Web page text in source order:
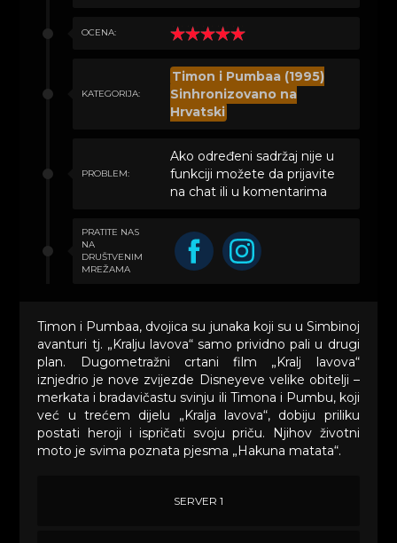
OCENA:
KATEGORIJA:
Timon i Pumbaa (1995)
Sinhronizovano na
Hrvatski
PROBLEM:
Ako određeni sadržaj nije u
funkciji možete da prijavite
na chat ili u komentarima
PRATITE NAS
NA
DRUŠTVENIM
MREŽAMA
Timon i Pumbaa, dvojica su junaka koji su u Simbinoj
avanturi tj. „Kralju lavova“ samo prividno pali u drugi
plan. Dugometražni crtani film „Kralj lavova“
iznjedrio je nove zvijezde Disneyeve velike obitelji –
merkata i bradavičastu svinju ili Timona i Pumbu, koji
već u trećem dijelu „Kralja lavova“, dobiju priliku
postati heroji i ispričati svoju priču. Njihov životni
moto je svima poznata pjesma „Hakuna matata“.
SERVER 1